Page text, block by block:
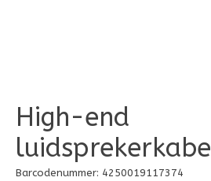
High-end
Barcodenummer: 4250019117374